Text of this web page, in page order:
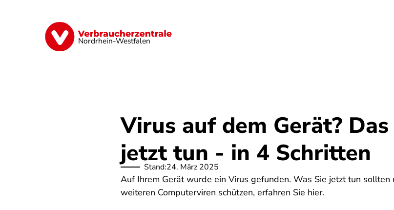
Nordrhein-Westfalen
Finanzen Digitales Lebensmittel
Virus auf dem Gerät?
jetzt tun - in 4 Schritten
Stand:24. März 2025
Auf Ihrem Gerät wurde ein Virus gefunden. Was Sie jetzt tun
weiteren Computerviren schützen, erfahren Sie hier.